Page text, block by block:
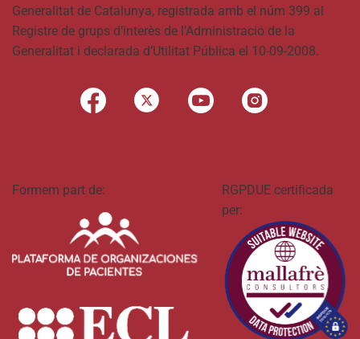
Generalitat de Catalunya, registrada amb el núm 399 al
Registre de grups d’interès de l’Administració de la
Generalitat i declarada d’Utilitat Pública el 10-09-2008.
Formem part de:
RGPDUE certificada
per: